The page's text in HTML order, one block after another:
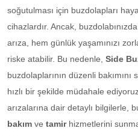
soğutulması için buzdolapları
cihazlardır. Ancak,
arıza, hem günlük yaşamınızı
riske atabilir. Bu nedenle, Side
buzdolaplarının düzenli
hızlı bir şekilde müdahale
arızalarına dair detaylı bilgilerle,
bakım ve tamir hizmetlerini